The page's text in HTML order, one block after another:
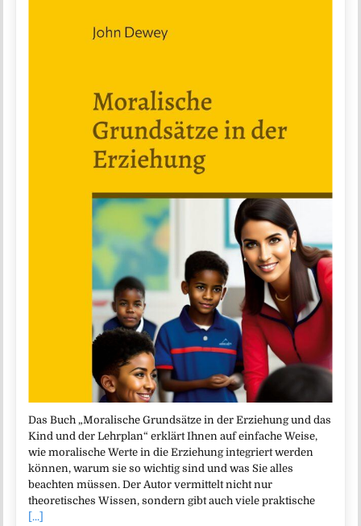
Das Buch „Moralische Grundsätze in der Erziehung und das
Kind und der Lehrplan“ erklärt Ihnen auf einfache Weise,
wie moralische Werte in die Erziehung integriert werden
können, warum sie so wichtig sind und was Sie alles
beachten müssen. Der Autor vermittelt nicht nur
theoretisches Wissen, sondern gibt auch viele praktische
[...]